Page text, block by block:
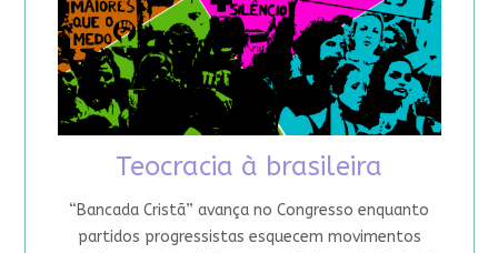
Teocracia à brasileira
“Bancada Cristã” avança no Congresso enquanto
partidos progressistas esquecem movimentos